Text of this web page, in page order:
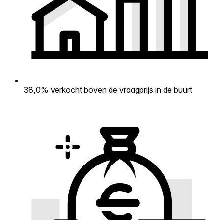
38,0% verkocht boven de vraagprijs in de buurt